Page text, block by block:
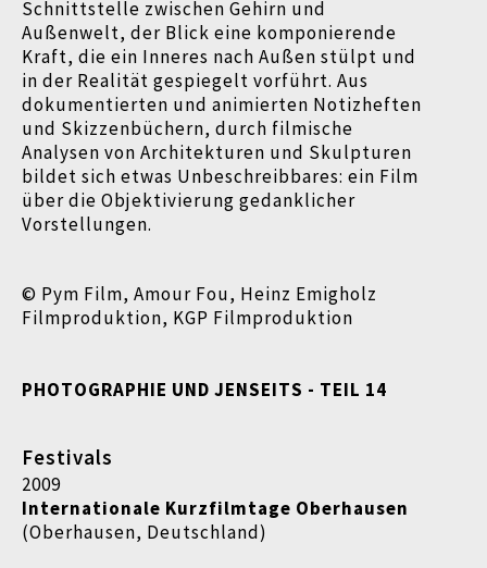
Schnittstelle zwischen Gehirn und
Außenwelt, der Blick eine komponierende
Kraft, die ein Inneres nach Außen stülpt und
in der Realität gespiegelt vorführt. Aus
dokumentierten und animierten Notizheften
und Skizzenbüchern, durch filmische
Analysen von Architekturen und Skulpturen
bildet sich etwas Unbeschreibbares: ein Film
über die Objektivierung gedanklicher
Vorstellungen.
© Pym Film, Amour Fou, Heinz Emigholz
Filmproduktion, KGP Filmproduktion
PHOTOGRAPHIE UND JENSEITS - TEIL 14
Festivals
2009
Internationale Kurzfilmtage Oberhausen
(Oberhausen, Deutschland)